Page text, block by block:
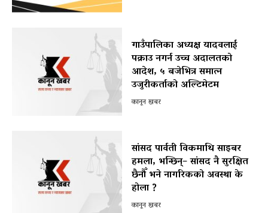
गाउँपालिका अध्यक्ष यादवलाई
पक्राउ नगर्न उच्च अदालतको
आदेश, ५ बजेभित्र समात्न
उजुरीकर्ताको अल्टिमेटम
कानून खबर
सांसद पार्वती विकमाथि साइबर
हमला, भन्छिन्– सांसद नै सुरक्षित
छैनौँ भने नागरिकको अवस्था के
होला ?
कानून खबर